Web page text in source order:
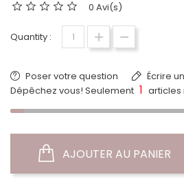
0 Avi(s)
Quantity :
Poser votre question
Écrire
Dépêchez vous! Seulement 1 articles
AJOUTER AU PANIER